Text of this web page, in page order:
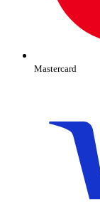
Mastercard